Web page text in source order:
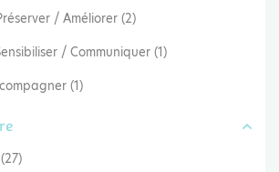
/ Améliorer (2)
/ Communiquer (1)
(1)